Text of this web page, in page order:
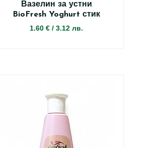
Вазелин за устни
BioFresh Yoghurt стик
1.60 € / 3.12 лв.